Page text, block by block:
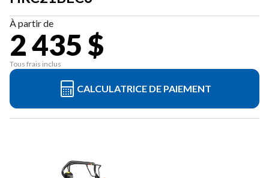
À partir de
2 435 $
Tous frais inclus
CALCULATRICE DE PAIEMENT